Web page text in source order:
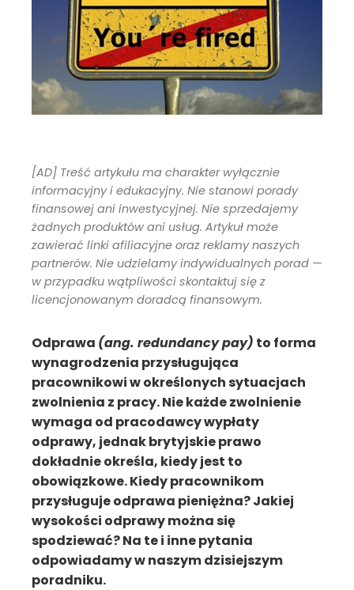
[AD] Treść artykułu ma charakter wyłącznie
informacyjny i edukacyjny. Nie stanowi porady
finansowej ani inwestycyjnej. Nie sprzedajemy
żadnych produktów ani usług. Artykuł może
zawierać linki afiliacyjne oraz reklamy naszych
partnerów. Nie udzielamy indywidualnych porad —
w przypadku wątpliwości skontaktuj się z
licencjonowanym doradcą finansowym.
Odprawa (ang. redundancy pay) to forma
wynagrodzenia przysługująca
pracownikowi w określonych sytuacjach
zwolnienia z pracy. Nie każde zwolnienie
wymaga od pracodawcy wypłaty
odprawy, jednak brytyjskie prawo
dokładnie określa, kiedy jest to
obowiązkowe. Kiedy pracownikom
przysługuje odprawa pieniężna? Jakiej
wysokości odprawy można się
spodziewać? Na te i inne pytania
odpowiadamy w naszym dzisiejszym
poradniku.